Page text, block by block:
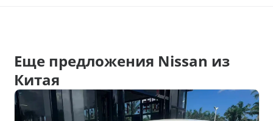
Еще предложения Nissan из
Китая